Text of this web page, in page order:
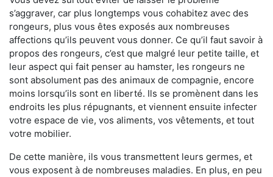
s’aggraver, car plus longtemps vous cohabitez avec des
rongeurs, plus vous êtes exposés aux nombreuses
affections qu’ils peuvent vous donner. Ce qu’il faut savoir à
propos des rongeurs, c’est que malgré leur petite taille, et
leur aspect qui fait penser au hamster, les rongeurs ne
sont absolument pas des animaux de compagnie, encore
moins lorsqu’ils sont en liberté. Ils se promènent dans les
endroits les plus répugnants, et viennent ensuite infecter
votre espace de vie, vos aliments, vos vêtements, et tout
votre mobilier.
De cette manière, ils vous transmettent leurs germes, et
vous exposent à de nombreuses maladies. En plus, en peu